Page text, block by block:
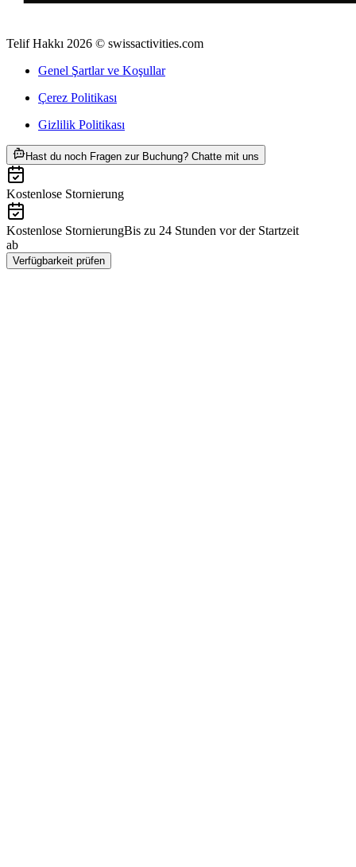
Telif Hakkı 2026 © swissactivities.com
Genel Şartlar ve Koşullar
Çerez Politikası
Gizlilik Politikası
Hast du noch Fragen zur Buchung? Chatte mit uns
Kostenlose Stornierung
Kostenlose StornierungBis zu 24 Stunden vor der Startzeit
ab
Verfügbarkeit prüfen